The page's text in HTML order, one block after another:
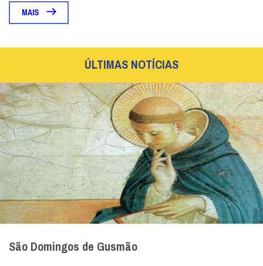
MAIS
ÚLTIMAS NOTÍCIAS
São Domingos de Gusmão